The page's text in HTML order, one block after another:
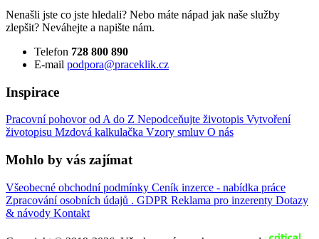
Nenašli jste co jste hledali? Nebo máte nápad jak naše služby
zlepšit? Neváhejte a napište nám.
Telefon 728 800 890
E-mail podpora@praceklik.cz
Inspirace
Pracovní pohovor od A do Z Nepodceňujte životopis Vytvoření
životopisu Mzdová kalkulačka Vzory smluv O nás
Mohlo by vás zajímat
Všeobecné obchodní podmínky Ceník inzerce - nabídka práce
Zpracování osobních údajů . GDPR Reklama pro inzerenty Dotazy
& návody Kontakt